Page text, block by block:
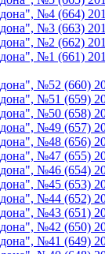
№4 (664)
№3 (663)
№2 (662)
№1 (661)
№52 (660)
№51 (659)
№50 (658)
№49 (657)
№48 (656)
№47 (655)
№46 (654)
№45 (653)
№44 (652)
№43 (651)
№42 (650)
№41 (649)